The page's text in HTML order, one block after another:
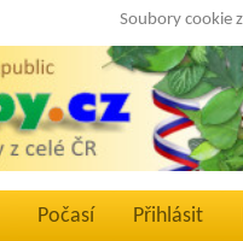
Soubory cookie
Počasí Přihlásit